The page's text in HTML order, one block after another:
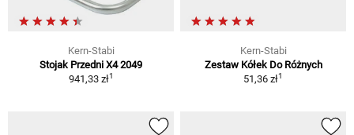
Kern-Stabi
Stojak Przedni X4 2049
941,33 zł1
Kern-Stabi
Zestaw Kółek Do Różnych
51,36 zł1